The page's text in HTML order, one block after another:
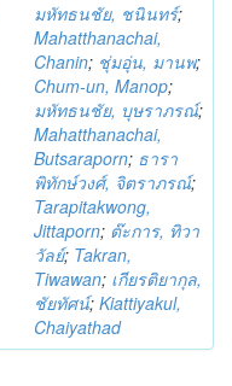
มหัทธนชัย, ชนินทร์;
Mahatthanachai,
Chanin; ชุ่มอุ่น, มานพ;
Chum-un, Manop;
มหัทธนชัย, บุษราภรณ์;
Mahatthanachai,
Butsaraporn; ธารา
พิทักษ์วงศ์, จิตราภรณ์;
Tarapitakwong,
Jittaporn; ต๊ะการ, ทิวา
วัลย์; Takran,
Tiwawan; เกียรติยากุล,
ชัยทัศน์; Kiattiyakul,
Chaiyathad